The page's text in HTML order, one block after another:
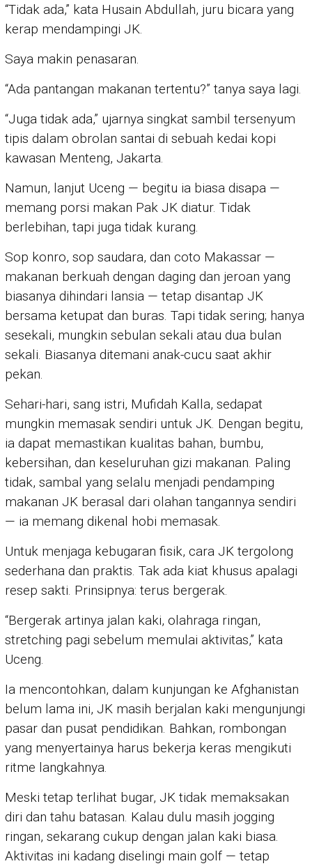
“Tidak ada,” kata Husain Abdullah, juru bicara yang
kerap mendampingi JK.
Saya makin penasaran.
“Ada pantangan makanan tertentu?” tanya saya lagi.
“Juga tidak ada,” ujarnya singkat sambil tersenyum
tipis dalam obrolan santai di sebuah kedai kopi
kawasan Menteng, Jakarta.
Namun, lanjut Uceng — begitu ia biasa disapa —
memang porsi makan Pak JK diatur. Tidak
berlebihan, tapi juga tidak kurang.
Sop konro, sop saudara, dan coto Makassar —
makanan berkuah dengan daging dan jeroan yang
biasanya dihindari lansia — tetap disantap JK
bersama ketupat dan buras. Tapi tidak sering; hanya
sesekali, mungkin sebulan sekali atau dua bulan
sekali. Biasanya ditemani anak-cucu saat akhir
pekan.
Sehari-hari, sang istri, Mufidah Kalla, sedapat
mungkin memasak sendiri untuk JK. Dengan begitu,
ia dapat memastikan kualitas bahan, bumbu,
kebersihan, dan keseluruhan gizi makanan. Paling
tidak, sambal yang selalu menjadi pendamping
makanan JK berasal dari olahan tangannya sendiri
— ia memang dikenal hobi memasak.
Untuk menjaga kebugaran fisik, cara JK tergolong
sederhana dan praktis. Tak ada kiat khusus apalagi
resep sakti. Prinsipnya: terus bergerak.
“Bergerak artinya jalan kaki, olahraga ringan,
stretching pagi sebelum memulai aktivitas,” kata
Uceng.
Ia mencontohkan, dalam kunjungan ke Afghanistan
belum lama ini, JK masih berjalan kaki mengunjungi
pasar dan pusat pendidikan. Bahkan, rombongan
yang menyertainya harus bekerja keras mengikuti
ritme langkahnya.
Meski tetap terlihat bugar, JK tidak memaksakan
diri dan tahu batasan. Kalau dulu masih jogging
ringan, sekarang cukup dengan jalan kaki biasa.
Aktivitas ini kadang diselingi main golf — tetap